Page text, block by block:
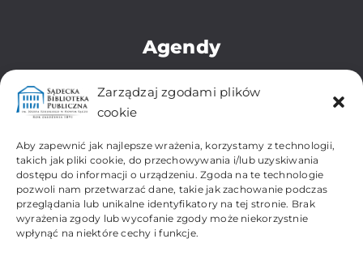
Zarządzaj zgodami plików
cookie
Aby zapewnić jak najlepsze wrażenia, korzystamy z technologii,
takich jak pliki cookie, do przechowywania i/lub uzyskiwania
dostępu do informacji o urządzeniu. Zgoda na te technologie
pozwoli nam przetwarzać dane, takie jak zachowanie podczas
przeglądania lub unikalne identyfikatory na tej stronie. Brak
wyrażenia zgody lub wycofanie zgody może niekorzystnie
wpłynąć na niektóre cechy i funkcje.
Agendy
Oddział dla Dzieci i Młodzieży
Zbiory Regionalne i Zabytkowe
Filia Os. Gorzków-Wojska Polskiego
Filia Os. Kochanowskiego
Filia Os. Millenium
Filia Os. Przydworcowe
Filia Os. Biegonice-Dąbrówka